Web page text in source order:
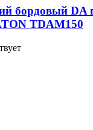
бордовый DA
TDAM150